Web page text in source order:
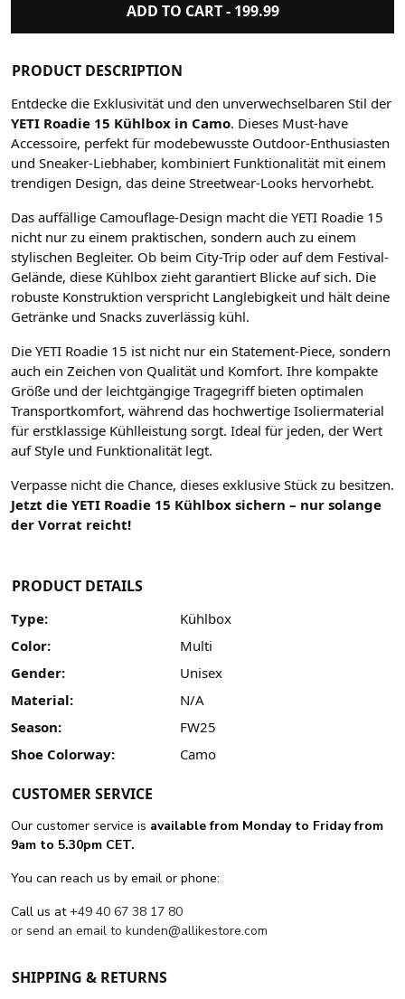
ADD TO CART - 199.99
PRODUCT DESCRIPTION
Entdecke die Exklusivität und den unverwechselbaren Stil der
YETI Roadie 15 Kühlbox in Camo. Dieses Must-have
Accessoire, perfekt für modebewusste Outdoor-Enthusiasten
und Sneaker-Liebhaber, kombiniert Funktionalität mit einem
trendigen Design, das deine Streetwear-Looks hervorhebt.
Das auffällige Camouflage-Design macht die YETI Roadie 15
nicht nur zu einem praktischen, sondern auch zu einem
stylischen Begleiter. Ob beim City-Trip oder auf dem Festival-
Gelände, diese Kühlbox zieht garantiert Blicke auf sich. Die
robuste Konstruktion verspricht Langlebigkeit und hält deine
Getränke und Snacks zuverlässig kühl.
Die YETI Roadie 15 ist nicht nur ein Statement-Piece, sondern
auch ein Zeichen von Qualität und Komfort. Ihre kompakte
Größe und der leichtgängige Tragegriff bieten optimalen
Transportkomfort, während das hochwertige Isoliermaterial
für erstklassige Kühlleistung sorgt. Ideal für jeden, der Wert
auf Style und Funktionalität legt.
Verpasse nicht die Chance, dieses exklusive Stück zu besitzen.
Jetzt die YETI Roadie 15 Kühlbox sichern – nur solange
der Vorrat reicht!
PRODUCT DETAILS
Type:
Kühlbox
Color:
Multi
Gender:
Unisex
Material:
N/A
Season:
FW25
Shoe Colorway:
Camo
CUSTOMER SERVICE
Our customer service is available from Monday to Friday from
9am to 5.30pm CET.
You can reach us by email or phone:
Call us at+49 40 67 38 17 80
or send an email to kunden@allikestore.com
SHIPPING & RETURNS